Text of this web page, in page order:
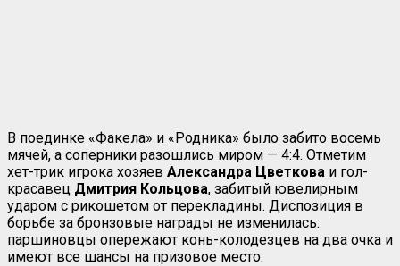
В поединке «Факела» и «Родника» было забито восемь
мячей, а соперники разошлись миром — 4:4. Отметим
хет-трик игрока хозяев Александра Цветкова и гол-
красавец Дмитрия Кольцова, забитый ювелирным
ударом с рикошетом от перекладины. Диспозиция в
борьбе за бронзовые награды не изменилась:
паршиновцы опережают конь-колодезцев на два очка и
имеют все шансы на призовое место.